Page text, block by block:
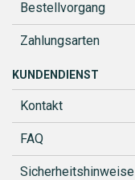
Bestellvorgang
Zahlungsarten
KUNDENDIENST
Kontakt
FAQ
Sicherheitshinweise